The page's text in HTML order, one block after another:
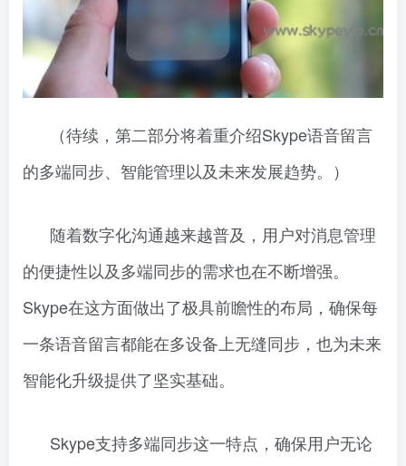
（待续，第二部分将着重介绍Skype语音留言
的多端同步、智能管理以及未来发展趋势。）
随着数字化沟通越来越普及，用户对消息管理
的便捷性以及多端同步的需求也在不断增强。
Skype在这方面做出了极具前瞻性的布局，确保每
一条语音留言都能在多设备上无缝同步，也为未来
智能化升级提供了坚实基础。
Skype支持多端同步这一特点，确保用户无论